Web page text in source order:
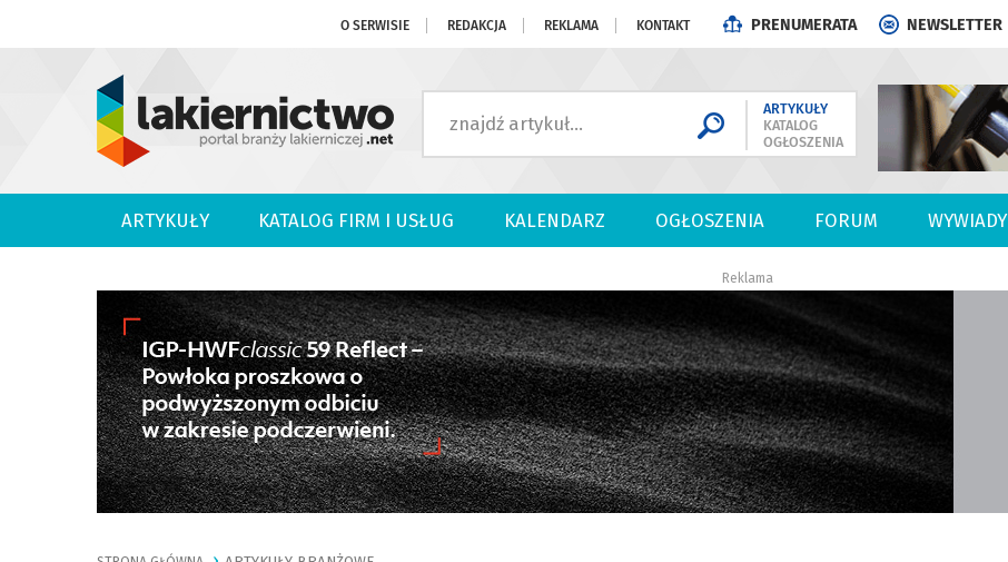
O SERWISIE REDAKCJA REKLAMA KONTAKT PRENUMERATA NEWSLETTER
ARTYKUŁY
KATALOG
OGŁOSZENIA
ARTYKUŁY KATALOG FIRM I USŁUG KALENDARZ OGŁOSZENIA FORUM WYWIADY
Reklama